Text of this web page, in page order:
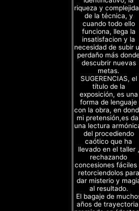
riqueza y
de la técnica, y
cuando todo ello
funciona, llega la
insatisfacion y la
necesidad de subir
perdaño más
descubrir nuevas
metas.
SUGERENCIAS, el
título de la
exposición, es una
forma de lenguaje
con la obra, en
mi pretensión,es
una lectura
del procediendo
caótico que ha
llevado en el taller ,
rechazando
concesiones fáciles
retorciendolos para
dar misterio y
al resultado.
El bagaje de
años de